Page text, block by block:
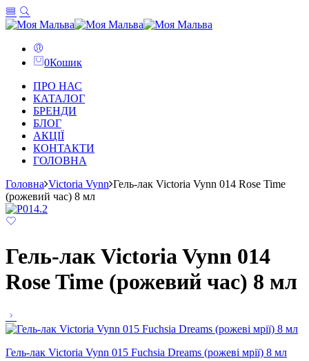
0Кошик
ПРО НАС
КАТАЛОГ
БРЕНДИ
БЛОГ
АКЦІЇ
КОНТАКТИ
ГОЛОВНА
Головна Victoria Vynn Гель-лак Victoria Vynn 014 Rose Time
(рожевий час) 8 мл
Гель-лак Victoria Vynn 014
Rose Time (рожевий час) 8 мл
Гель-лак Victoria Vynn 015 Fuchsia Dreams (рожеві мрії) 8 мл